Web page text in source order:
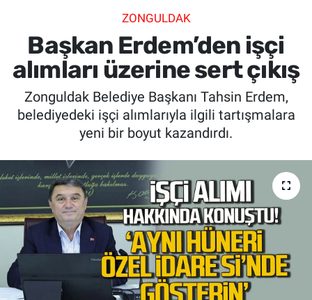
ZONGULDAK
Başkan Erdem’den işçi
alımları üzerine sert çıkış
Zonguldak Belediye Başkanı Tahsin Erdem,
belediyedeki işçi alımlarıyla ilgili tartışmalara
yeni bir boyut kazandırdı.
SPOR
SAĞLIK